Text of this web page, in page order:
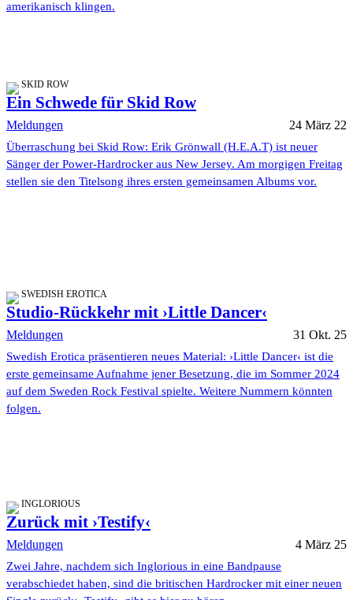
amerikanisch klingen.
SKID ROW
Ein Schwede für Skid Row
Meldungen 24 März 22
Überraschung bei Skid Row: Erik Grönwall (H.E.A.T) ist neuer
Sänger der Power-Hardrocker aus New Jersey. Am morgigen Freitag
stellen sie den Titelsong ihres ersten gemeinsamen Albums vor.
SWEDISH EROTICA
Studio-Rückkehr mit ›Little Dancer‹
Meldungen 31 Okt. 25
Swedish Erotica präsentieren neues Material: ›Little Dancer‹ ist die
erste gemeinsame Aufnahme jener Besetzung, die im Sommer 2024
auf dem Sweden Rock Festival spielte. Weitere Nummern könnten
folgen.
INGLORIOUS
Zurück mit ›Testify‹
Meldungen 4 März 25
Zwei Jahre, nachdem sich Inglorious in eine Bandpause
verabschiedet haben, sind die britischen Hardrocker mit einer neuen